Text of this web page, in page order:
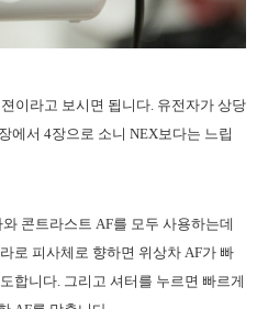
이라고 보시면 됩니다. 유전자가 상당
에서 4장으로 소니 NEX보다는 느립
콘트라스트 AF를 모두 사용하는데
로 피사체로 향하면 위상차 AF가 빠
합니다. 그리고 셔터를 누르면 빠르게